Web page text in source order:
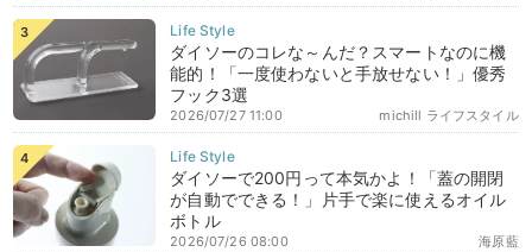
ダイソーのコレな～んだ？スマートなのに機
能的！「一度使わないと手放せない！」優秀
フック3選
michill ライフスタイル
2026/07/27 11:00
ダイソーで200円って本気かよ！「蓋の開閉
が自動でできる！」片手で楽に使えるオイル
ボトル
海原藍
2026/07/26 08:00